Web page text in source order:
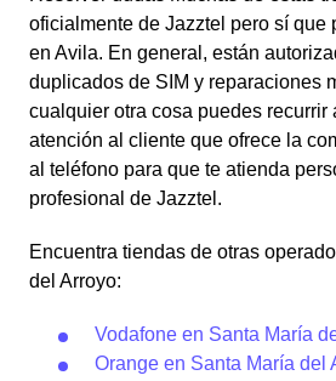
oficialmente de Jazztel pero sí que
en Avila. En general, están
duplicados de SIM y reparaciones
cualquier otra cosa puedes recurrir
atención al cliente que ofrece la
al teléfono para que te atienda
profesional de Jazztel.
Encuentra tiendas de otras
del Arroyo:
Vodafone en Santa María
Orange en Santa María del